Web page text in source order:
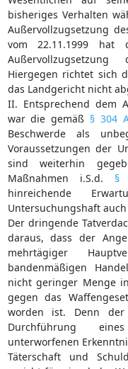
bisheriges Verhalten
Außervollzugsetzung
vom 22.11.1999 hat
Hiergegen richtet sich
das Landgericht nicht
II. Entsprechend dem
war die gemäß § 304
Beschwerde als
Voraussetzungen der
sind weiterhin
Maßnahmen i.S.d. §
hinreichende
Untersuchungshaft
Der dringende
daraus, dass der
mehrtägiger
bandenmäßigen
nicht geringer Menge
gegen das
worden ist. Denn
Durchführung
unterworfenen
Täterschaft und